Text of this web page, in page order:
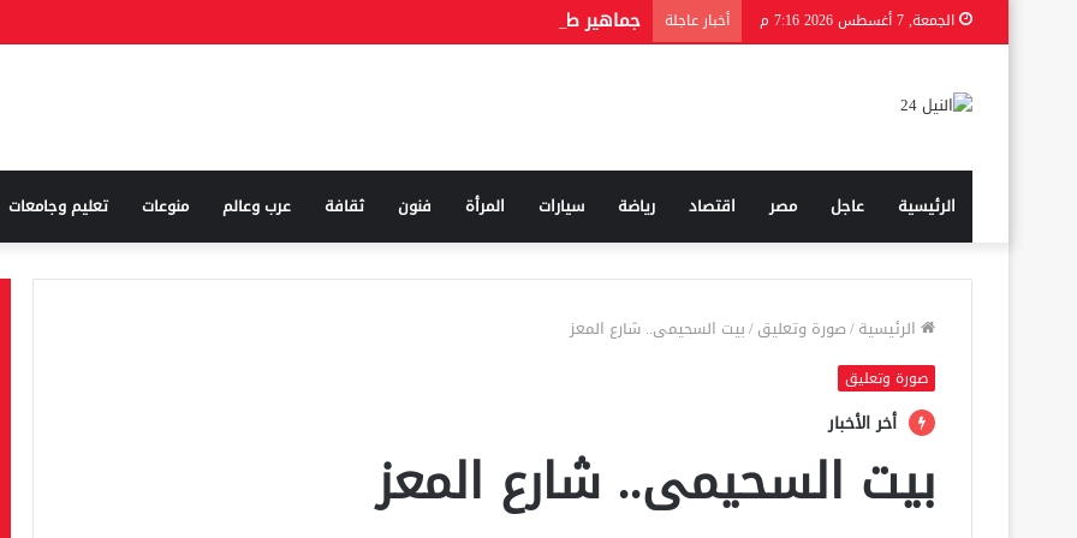
الجمعة, 7 أغسطس 2026 7:16 م أخبار عاجلة
الرئيسية عاجل مصر اقتصاد رياضة سيارات المرأة فنون ثقافة عرب وعالم منوعات تعليم وجامعات
الرئيسية/صورة وتعليق/بيت السحيمى.. شارع المعز
صورة وتعليق
أخر الأخبار
بيت السحيمى.. شارع المعز